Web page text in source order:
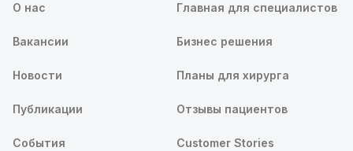
О нас
Вакансии
Новости
Публикации
События
Главная для специалистов
Бизнес решения
Планы для хирурга
Отзывы пациентов
Customer Stories